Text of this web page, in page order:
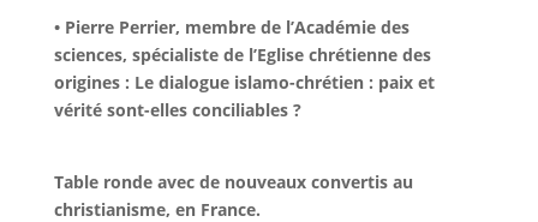
• Pierre Perrier, membre de l’Académie des
sciences, spécialiste de l’Eglise chrétienne des
origines : Le dialogue islamo-chrétien : paix et
vérité sont-elles conciliables ?
Table ronde avec de nouveaux convertis au
christianisme, en France.